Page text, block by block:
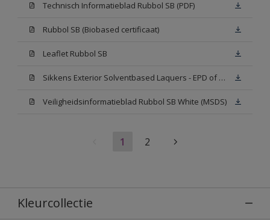
Technisch Informatieblad Rubbol SB (PDF)
Rubbol SB (Biobased certificaat)
Leaflet Rubbol SB
Sikkens Exterior Solventbased Laquers - EPD of Milieuproductverklaring
Veiligheidsinformatieblad Rubbol SB White (MSDS)
1 2
Kleurcollectie